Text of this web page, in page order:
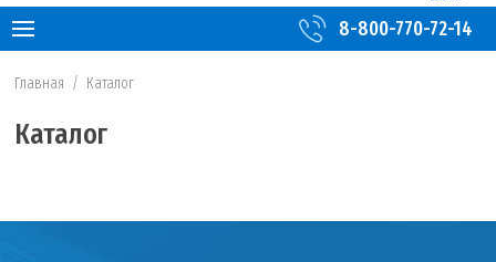
8-800-770-72-14
Главная / Каталог
Каталог